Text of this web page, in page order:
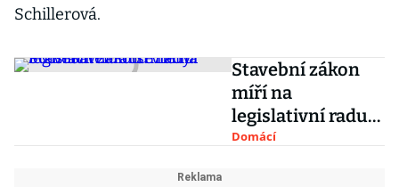
Schillerová.
Stavební zákon
míří na
legislativní radu
vlády.
Domácí